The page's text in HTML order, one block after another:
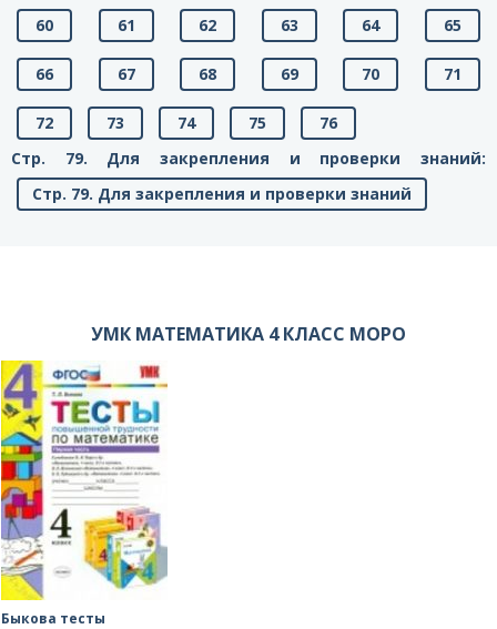
60 61 62 63 64 65
66 67 68 69 70 71
72 73 74 75
76
Стр. 79. Для закрепления и проверки знаний:
Стр. 79. Для закрепления и проверки знаний
УМК МАТЕМАТИКА 4 КЛАСС МОРО
Быкова тесты